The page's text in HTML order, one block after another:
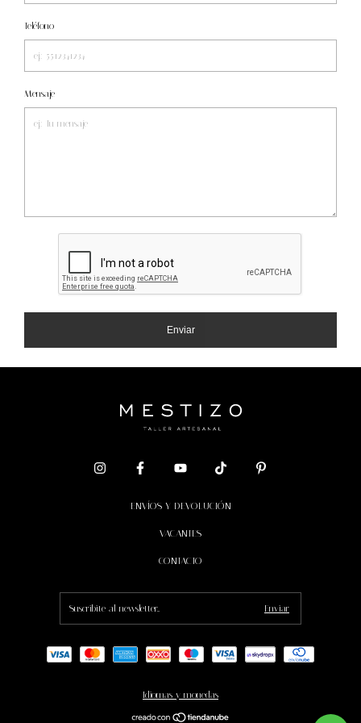
Teléfono
Mensaje
Enviar
ENVÍOS Y DEVOLUCIÓN
VACANTES
CONTACTO
Idiomas y monedas